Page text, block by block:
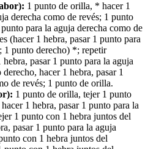
1 punto de orilla, * hacer 1
derecha como de revés; 1 punto
para la aguja derecha como de
(hacer 1 hebra, pasar 1 punto para
1 punto derecho) *; repetir
pasar 1 punto para la aguja
hacer 1 hebra, pasar 1
de revés; 1 punto de orilla.
1 punto de orilla, tejer 1 punto
1 hebra, pasar 1 punto para la
1 punto con 1 hebra juntos del
pasar 1 punto para la aguja
con 1 hebra juntos del